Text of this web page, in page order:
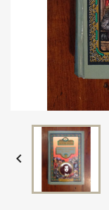
